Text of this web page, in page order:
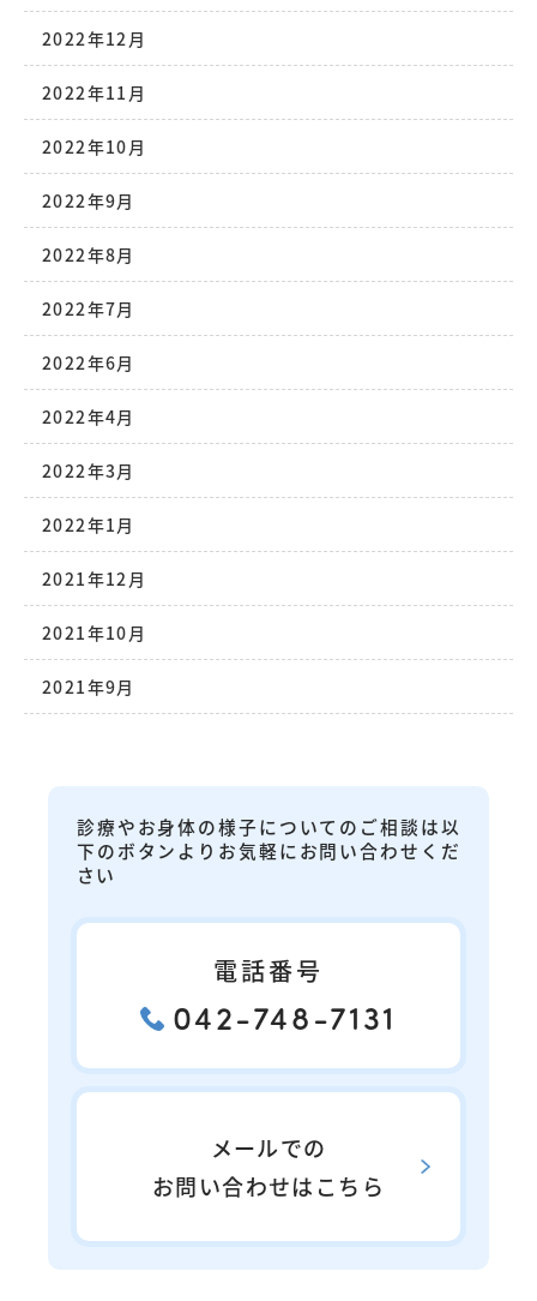
2022年12月
2022年11月
2022年10月
2022年9月
2022年8月
2022年7月
2022年6月
2022年4月
2022年3月
2022年1月
2021年12月
2021年10月
2021年9月
診療やお身体の様子についてのご相談は以
下のボタンよりお気軽にお問い合わせくだ
さい
電話番号
042-748-7131
メールでの
お問い合わせはこちら